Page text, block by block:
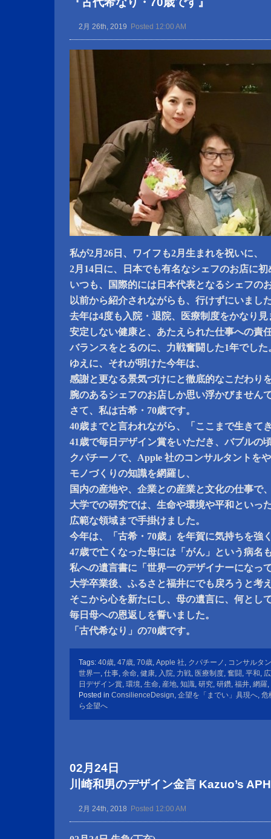
2月 26th, 2019 Posted 12:00 AM
私が2月26日、ワイフも2月生まれを祝いに、
2月14日に、日本でも有名なシェフのお店に
いつも、国際的には日本代表となるシェフの
以前から紹介されながらも、行けずにいまし
去年は4度も入院・退院、医療制度をかなり見
安定しない健康と、あたえられた仕事への責
バランスをとるのに、力戦奮闘した1年でした
ゆえに、それが明けた今年は、
感謝と更なる景気づけにと徹底的なこだわり
腕のあるシェフのお店しか思い浮かびません
さて、私は古希・70歳です。
40歳までと言われながら、「ここまで生きて
41歳で毎日デザイン賞をいただき、バブルの
クパチーノで、Apple 社のコンサルタントを
モノづくりの知識を網羅し、
国内の産地や、企業との産業と文化の仕事で
大学での研究では、生命や環境や平和といっ
広範な領域まで手掛けました。
今年は、「古希・70歳」を年賀に気持ちを強
47歳で亡くなった母には「がん」という病名
私への遺言書に「世界一のデザイナーになっ
大学卒業後、ふるさと福井にでも戻ろうと考
そこから心を新たにし、母の遺言に、何とし
毎日母への恩返しを誓いました。
「古代希なり」の70歳です。
Tags: 40歳, 47歳, 70歳, Apple 社, クパチーノ , コンサルタ
世界一, 仕事, 余命, 健康, 入院, 力戦, 医療制度, 奮闘, 平和,
日デザイン賞, 環境, 生命, 産地, 知識, 研究, 研鑽, 福井, 網羅,
Posted in ConsilienceDesign, 企望を「までい」具現へ, 危
ら企望へ
02月24日
川崎和男のデザイン金言 Kazuo’s
2月 24th, 2018 Posted 12:00 AM